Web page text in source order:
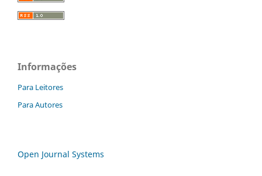
Informações
Para Leitores
Para Autores
Open Journal Systems